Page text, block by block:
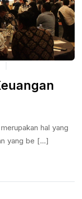
hal yang
yang be [...]